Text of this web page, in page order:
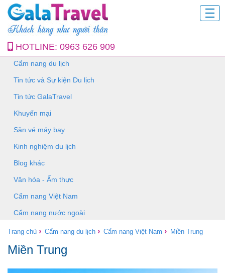
HOTLINE: 0963 626 909
Cẩm nang du lịch
Tin tức và Sự kiện Du lịch
Tin tức GalaTravel
Khuyến mại
Săn vé máy bay
Kinh nghiệm du lịch
Blog khác
Văn hóa - Ẩm thực
Cẩm nang Việt Nam
Cẩm nang nước ngoài
Trang chủ › Cẩm nang du lịch › Cẩm nang Việt Nam › Miền Trung
Miền Trung